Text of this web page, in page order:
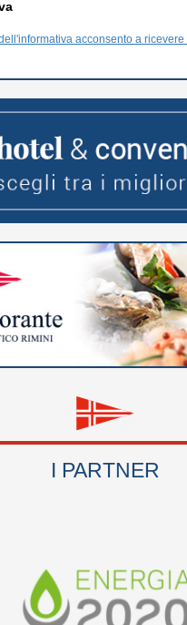
*
acconsento a
I PARTNER